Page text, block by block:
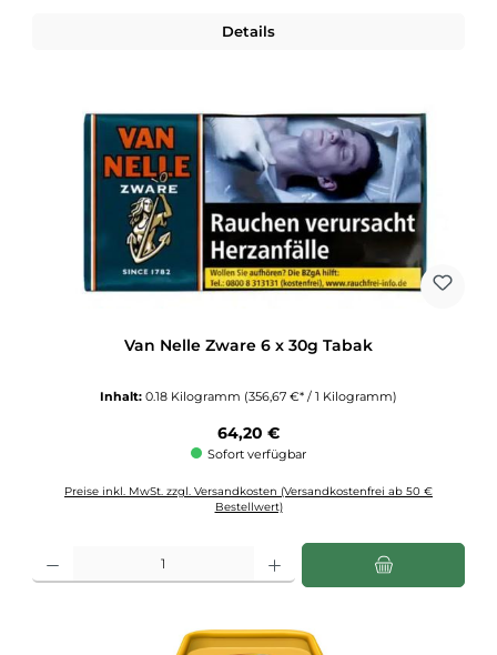
Details
Van Nelle Zware 6 x 30g Tabak
Inhalt: 0.18 Kilogramm (356,67 €* / 1 Kilogramm)
Regulärer Preis:
64,20 €
Sofort verfügbar
Preise inkl. MwSt. zzgl. Versandkosten (Versandkostenfrei ab 50 €
Bestellwert)